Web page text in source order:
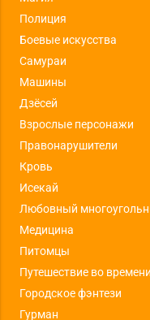
Полиция
Боевые искусства
Самураи
Машины
Дзёсей
Взрослые персонажи
Правонарушители
Кровь
Исекай
Любовный
Медицина
Питомцы
Путешествие во времени
Городское фэнтези
Гурман